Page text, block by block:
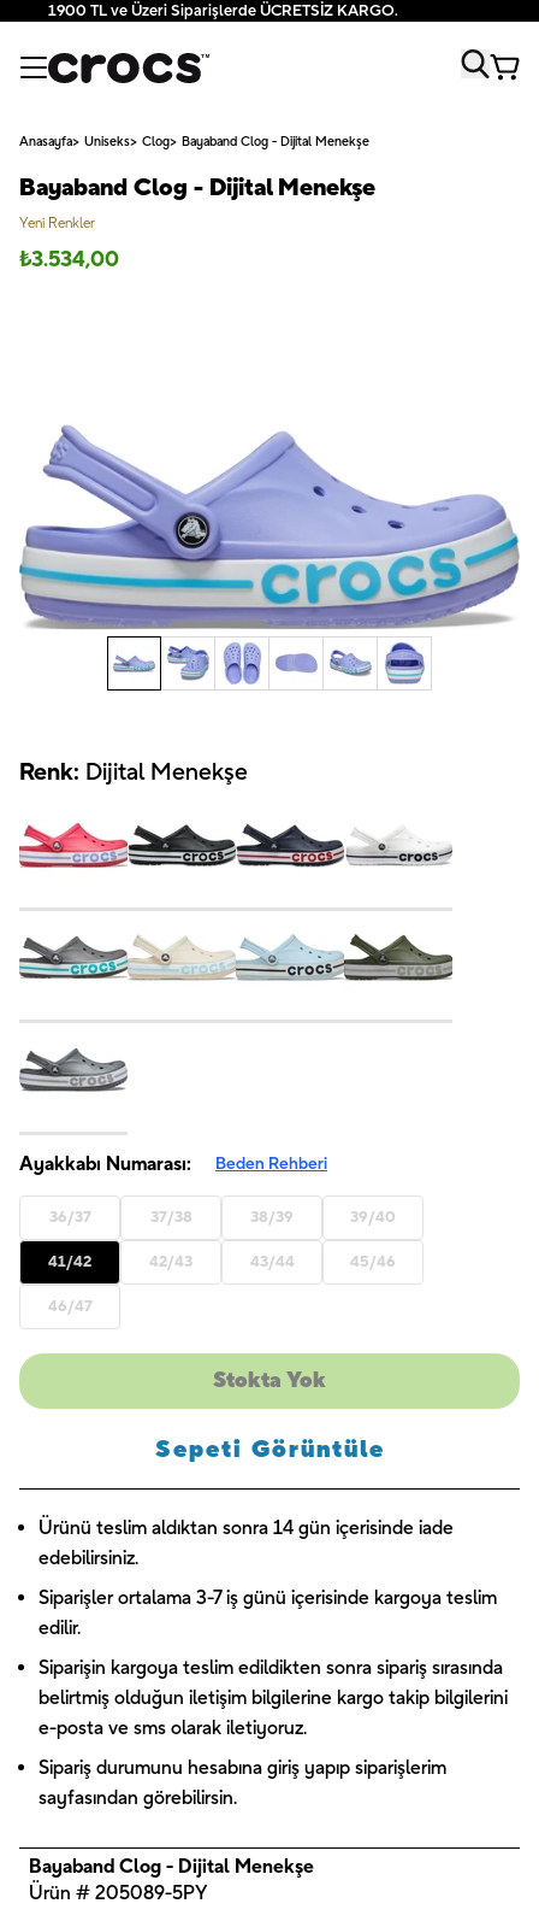
1900 TL ve Üzeri Siparişlerde ÜCRETSİZ KARGO.
Anasayfa Uniseks Clog Bayaband Clog - Dijital Menekşe
Bayaband Clog - Dijital Menekşe
Yeni Renkler
₺3.534,00
Renk: Dijital Menekşe
Ayakkabı Numarası: Beden Rehberi
36/37 37/38 38/39 39/40
41/42 42/43 43/44 45/46
46/47
Stokta Yok
Sepeti Görüntüle
Ürünü teslim aldıktan sonra 14 gün içerisinde iade
edebilirsiniz.
Siparişler ortalama 3-7 iş günü içerisinde kargoya teslim
edilir.
Siparişin kargoya teslim edildikten sonra sipariş sırasında
belirtmiş olduğun iletişim bilgilerine kargo takip bilgilerini
e-posta ve sms olarak iletiyoruz.
Sipariş durumunu hesabına giriş yapıp siparişlerim
sayfasından görebilirsin.
Bayaband Clog - Dijital Menekşe
Ürün # 205089-5PY